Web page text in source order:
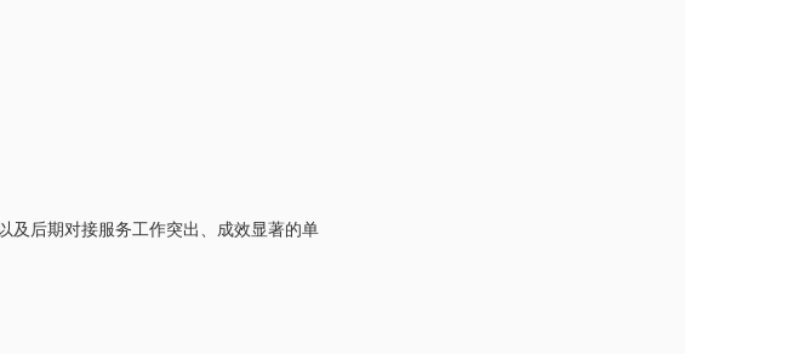
及后期对接服务工作突出、成效显著的单